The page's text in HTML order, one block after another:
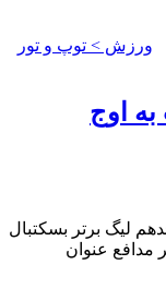
ورزش > توپ و تور
اوج
لیگ برتر بسکتبال